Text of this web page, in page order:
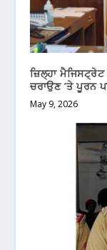
ਜ਼ਿਲ੍ਹਾ
ਚਰਾਉਣ ’ਤੇ ਪੂਰਨ
May 9, 2026